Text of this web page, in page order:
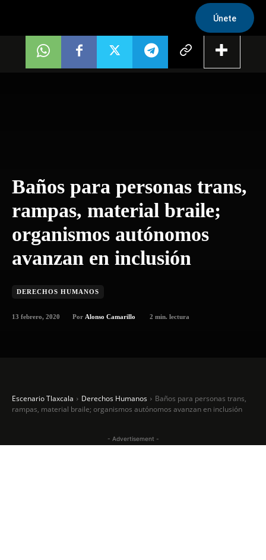
Únete
Baños para personas trans,
rampas, material braile;
organismos autónomos
avanzan en inclusión
DERECHOS HUMANOS
13 febrero, 2020 Por Alonso Camarillo 2 min. lectura
Escenario Tlaxcala Derechos Humanos
Baños para personas trans,
rampas, material braile; organismos autónomos avanzan en inclusión
- Advertisement -